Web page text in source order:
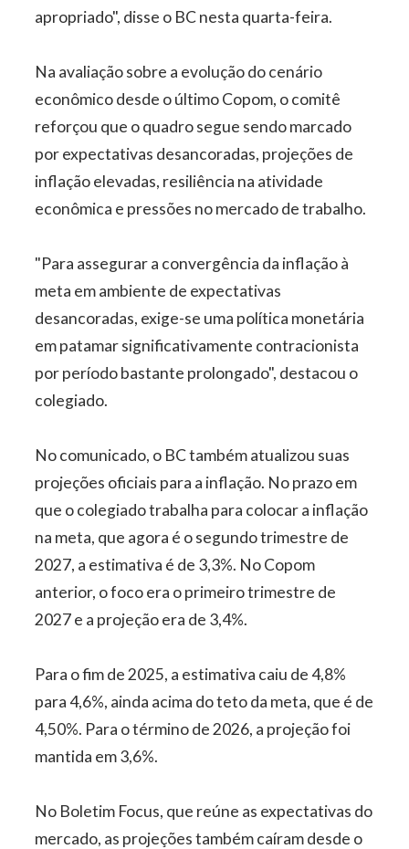
apropriado", disse o BC nesta quarta-feira.
Na avaliação sobre a evolução do cenário
econômico desde o último Copom, o comitê
reforçou que o quadro segue sendo marcado
por expectativas desancoradas, projeções de
inflação elevadas, resiliência na atividade
econômica e pressões no mercado de trabalho.
"Para assegurar a convergência da inflação à
meta em ambiente de expectativas
desancoradas, exige-se uma política monetária
em patamar significativamente contracionista
por período bastante prolongado", destacou o
colegiado.
No comunicado, o BC também atualizou suas
projeções oficiais para a inflação. No prazo em
que o colegiado trabalha para colocar a inflação
na meta, que agora é o segundo trimestre de
2027, a estimativa é de 3,3%. No Copom
anterior, o foco era o primeiro trimestre de
2027 e a projeção era de 3,4%.
Para o fim de 2025, a estimativa caiu de 4,8%
para 4,6%, ainda acima do teto da meta, que é de
4,50%. Para o término de 2026, a projeção foi
mantida em 3,6%.
No Boletim Focus, que reúne as expectativas do
mercado, as projeções também caíram desde o